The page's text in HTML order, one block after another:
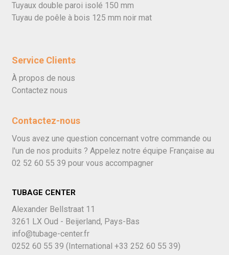
Tuyaux double paroi isolé 150 mm
Tuyau de poêle à bois 125 mm noir mat
Service Clients
À propos de nous
Contactez nous
Contactez-nous
Vous avez une question concernant votre commande ou
l'un de nos produits ? Appelez notre équipe Française au
02 52 60 55 39 pour vous accompagner
TUBAGE CENTER
Alexander Bellstraat 11
3261 LX Oud - Beijerland, Pays-Bas
info@tubage-center.fr
0252 60 55 39 (International +33 252 60 55 39)